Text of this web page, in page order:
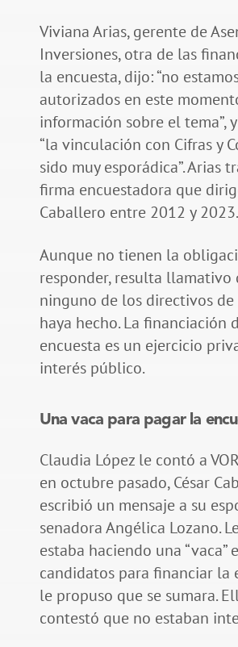
Viviana Arias, gerente de
Inversiones, otra de las
la encuesta, dijo: “no
autorizados en este
información sobre el tema”,
“la vinculación con Cifras y
sido muy esporádica”. Arias
firma encuestadora que
Caballero entre 2012 y 2023.
Aunque no tienen la
responder, resulta llamativo
ninguno de los directivos
haya hecho. La financiación
encuesta es un ejercicio
interés público.
Una vaca para pagar la
Claudia López le contó a
en octubre pasado, César
escribió un mensaje a su
senadora Angélica Lozano.
estaba haciendo una “vaca”
candidatos para financiar la
le propuso que se sumara.
contestó que no estaban